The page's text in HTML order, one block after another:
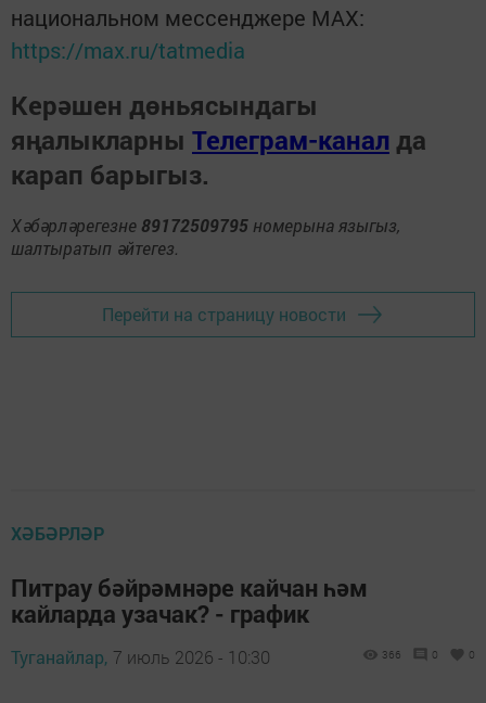
национальном мессенджере MАХ:
https://max.ru/tatmedia
Керәшен дөньясындагы
яңалыкларны Телеграм-канал да
карап барыгыз.
Хәбәрләрегезне 89172509795 номерына языгыз,
шалтыратып әйтегез.
Перейти на страницу новости
ХӘБӘРЛӘР
Питрау бәйрәмнәре кайчан һәм
кайларда узачак? - график
Туганайлар, 7 июль 2026 - 10:30 366 0 0